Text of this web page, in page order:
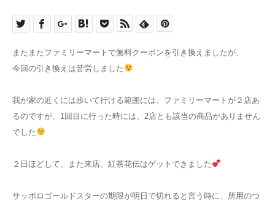
またまたファミリーマートで無料クーポンを引き換えましたが、
今回の引き換えは苦労しました
我が家の近くには歩いて行ける範囲には、ファミリーマートが２店あ
るのですが、1回目に行った時には、2店とも該当の商品がありません
でした
２日ほどして、また来店、紅茶花伝はゲットできました
サッポロゴールドスターの期限が明日で切れると言う時に、所用のつ